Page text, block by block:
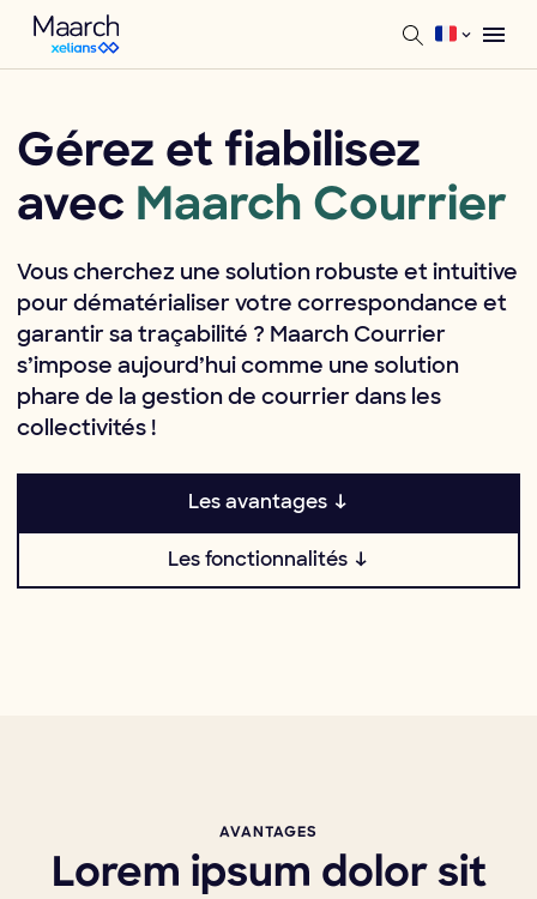
Gérez et fiabilisez
avec Maarch Courrier
Vous cherchez une solution robuste et intuitive
pour dématérialiser votre correspondance et
garantir sa traçabilité ? Maarch Courrier
s’impose aujourd’hui comme une solution
phare de la gestion de courrier dans les
collectivités !
Les avantages ↓
Les fonctionnalités ↓
AVANTAGES
Lorem ipsum dolor sit